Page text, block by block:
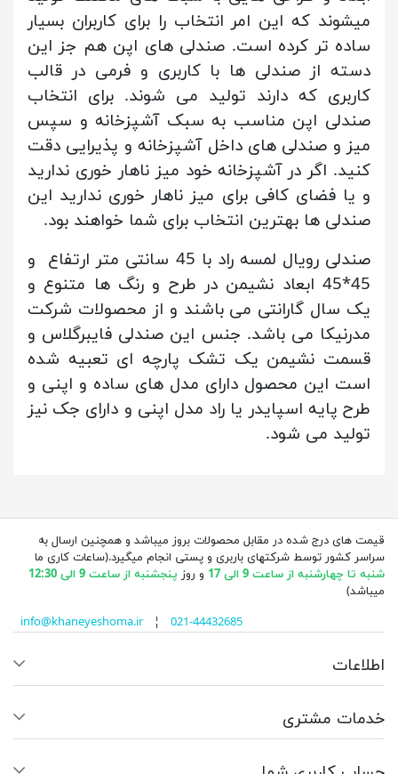
میشوند که این امر انتخاب را برای کاربران بسیار
ساده تر کرده است. صندلی های اپن هم جز این
دسته از صندلی ها با کاربری و فرمی در قالب
کاربری که دارند تولید می شوند. برای انتخاب
صندلی اپن مناسب به سبک آشپزخانه و سپس
میز و صندلی های داخل آشپزخانه و پذیرایی دقت
کنید. اگر در آشپزخانه خود میز ناهار خوری ندارید
و یا فضای کافی برای میز ناهار خوری ندارید این
صندلی ها بهترین انتخاب برای شما خواهند بود.
صندلی رویال لمسه راد با 45 سانتی متر ارتفاع و
45*45 ابعاد نشیمن در طرح و رنگ ها متنوع و
یک سال گارانتی می باشند و از محصولات شرکت
مدرنیکا می باشد. جنس این صندلی فایبرگلاس و
قسمت نشیمن یک تشک پارچه ای تعبیه شده
است این محصول دارای مدل های ساده و اپنی و
طرح پایه اسپایدر یا راد مدل اپنی و دارای جک نیز
تولید می شود.
قیمت های درج شده در مقابل محصولات بروز میباشد و همچنین ارسال به
سراسر کشور توسط شرکتهای باربری و پستی انجام میگیرد.(ساعات کاری ما
شنبه تا چهارشنبه از ساعت 9 الی 17
و روز پنجشنبه از ساعت 9 الی 12:30
میباشد)
info@khaneyeshoma.ir¦ 021-44432685
اطلاعات
خدمات مشتری